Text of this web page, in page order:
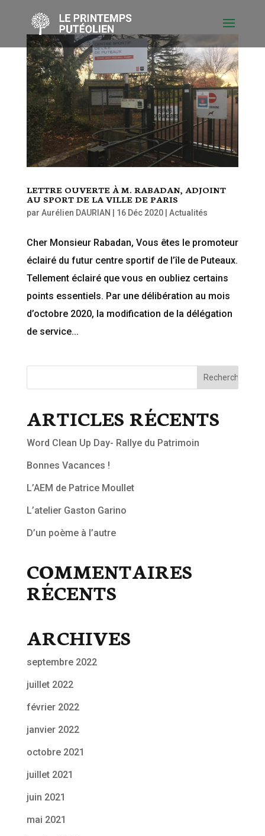
LETTRE OUVERTE À M. RABADAN, ADJOINT
AU SPORT DE LA VILLE DE PARIS
par Aurélien DAURIAN 16 Déc 2020| Actualités
Cher Monsieur Rabadan, Vous êtes le promoteur
éclairé du futur centre sportif de l’île de Puteaux.
Tellement éclairé que vous en oubliez certains
points essentiels. Par une délibération au mois
d’octobre 2020, la modification de la délégation
de service...
ARTICLES RÉCENTS
Word Clean Up Day- Rallye du Patrimoin
Bonnes Vacances !
L’AEM de Patrice Moullet
L’atelier Gaston Garino
D’un poème à l’autre
COMMENTAIRES
RÉCENTS
ARCHIVES
septembre 2022
juillet 2022
février 2022
janvier 2022
octobre 2021
juillet 2021
juin 2021
mai 2021